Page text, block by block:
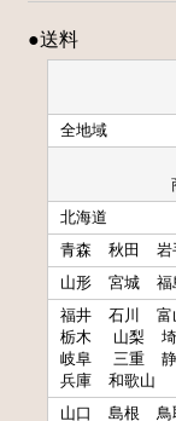
●送料
全地域
北海道
青森
秋田 岩
山形
宮城 福
福井
石川 富
栃木
山梨
岐阜
三重
兵庫
和歌山
山口 島根 鳥